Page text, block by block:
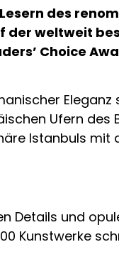
des
weltweit
Choice
Ufern des
Istanbuls mit
Details und
Kunstwerke